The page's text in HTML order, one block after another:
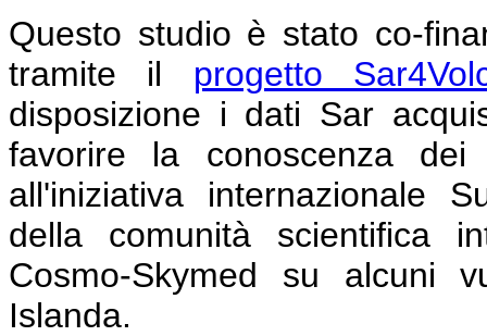
Questo studio è stato co-
tramite il progetto
disposizione i dati Sar
favorire la conoscenza dei
all'iniziativa internazionale
della comunità scientifica
Cosmo-Skymed su alcuni
Islanda.